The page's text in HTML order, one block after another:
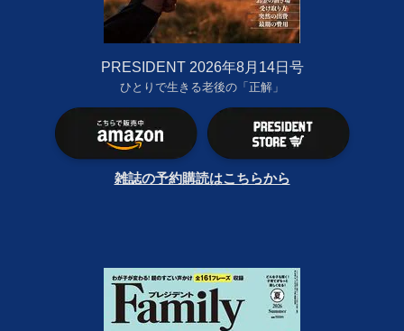
PRESIDENT 2026年8月14日号
ひとりで生きる老後の「正解」
雑誌の予約購読はこちらから